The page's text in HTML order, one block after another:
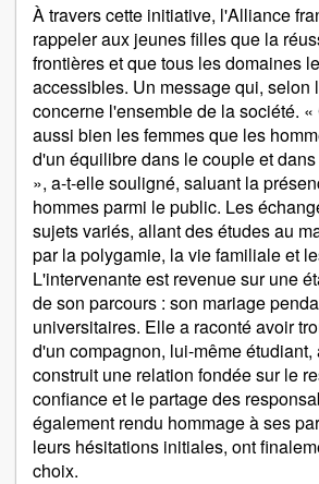
À travers cette initiative, l'Alliance
rappeler aux jeunes filles que la
frontières et que tous les domaines
accessibles. Un message qui, selon
concerne l'ensemble de la société.
aussi bien les femmes que les
d'un équilibre dans le couple et
», a-t-elle souligné, saluant la
hommes parmi le public. Les
sujets variés, allant des études au
par la polygamie, la vie familiale et
L'intervenante est revenue sur une
de son parcours : son mariage
universitaires. Elle a raconté avoir
d'un compagnon, lui-même
construit une relation fondée sur le
confiance et le partage des
également rendu hommage à ses
leurs hésitations initiales, ont
choix.